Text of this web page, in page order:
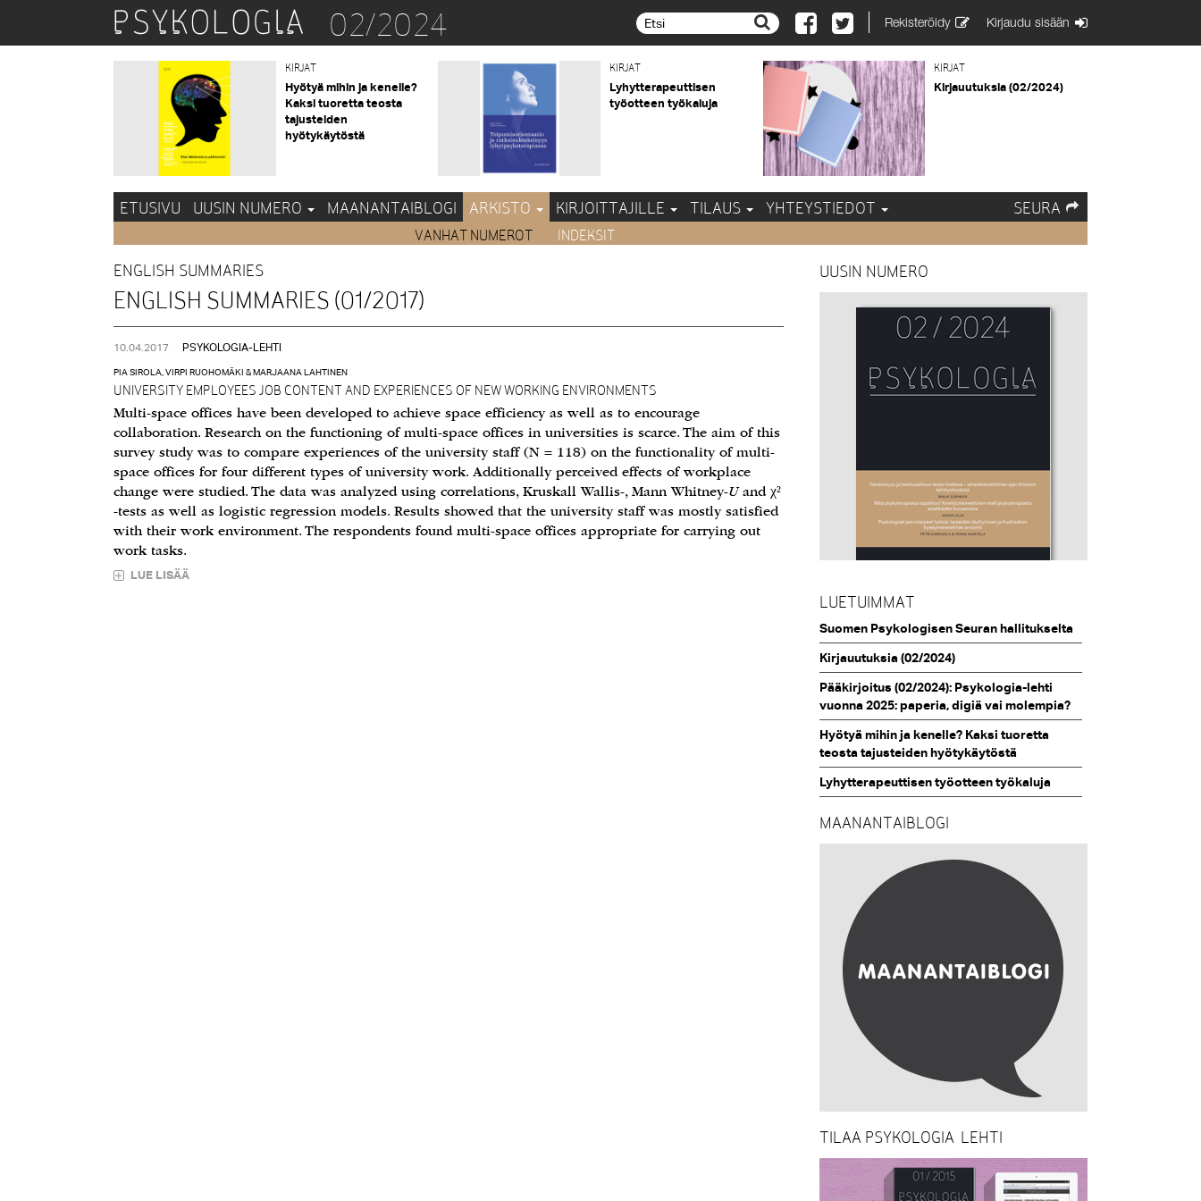
Etsi... Rekisteröidy Kirjaudu sisään
02/2024
KIRJAT
Hyötyä mihin ja kenelle?
Kaksi tuoretta teosta
tajusteiden
hyötykäytöstä
KIRJAT
Lyhytterapeuttisen
työotteen työkaluja
KIRJAT
Kirjauutuksia (02/2024)
ETUSIVU UUSIN NUMERO MAANANTAIBLOGI ARKISTO KIRJOITTAJILLE TILAUS YHTEYSTIEDOT SEURA
VANHAT NUMEROT INDEKSIT
ENGLISH SUMMARIES
ENGLISH SUMMARIES (01/2017)
10.04.2017 PSYKOLOGIA-LEHTI
PIA SIROLA, VIRPI RUOHOMÄKI & MARJAANA LAHTINEN
UNIVERSITY EMPLOYEES JOB CONTENT AND EXPERIENCES OF NEW WORKING ENVIRONMENTS
Multi-space offices have been developed to achieve space efficiency as well as to encourage
collaboration. Research on the functioning of multi-space offices in universities is scarce. The aim of this
survey study was to compare experiences of the university staff (N = 118) on the functionality of multi-
space offices for four different types of university work. Additionally perceived effects of workplace
change were studied. The data was analyzed using correlations, Kruskall Wallis-, Mann Whitney-Uand χ²
-tests as well as logistic regression models. Results showed that the university staff was mostly satisfied
with their work environment. The respondents found multi-space offices appropriate for carrying out
work tasks.
LUE LISÄÄ
UUSIN NUMERO
LUETUIMMAT
Suomen Psykologisen Seuran hallitukselta
Kirjauutuksia (02/2024)
Pääkirjoitus (02/2024): Psykologia-lehti
vuonna 2025: paperia, digiä vai molempia?
Hyötyä mihin ja kenelle? Kaksi tuoretta
teosta tajusteiden hyötykäytöstä
Lyhytterapeuttisen työotteen työkaluja
MAANANTAIBLOGI
TILAA PSYKOLOGIA-LEHTI